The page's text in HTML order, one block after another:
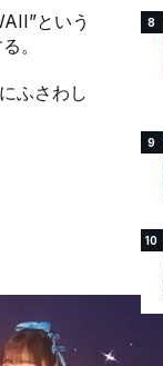
という
。
ふさわし
8
9
10